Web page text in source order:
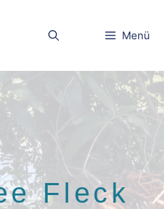
Menü
Fleck